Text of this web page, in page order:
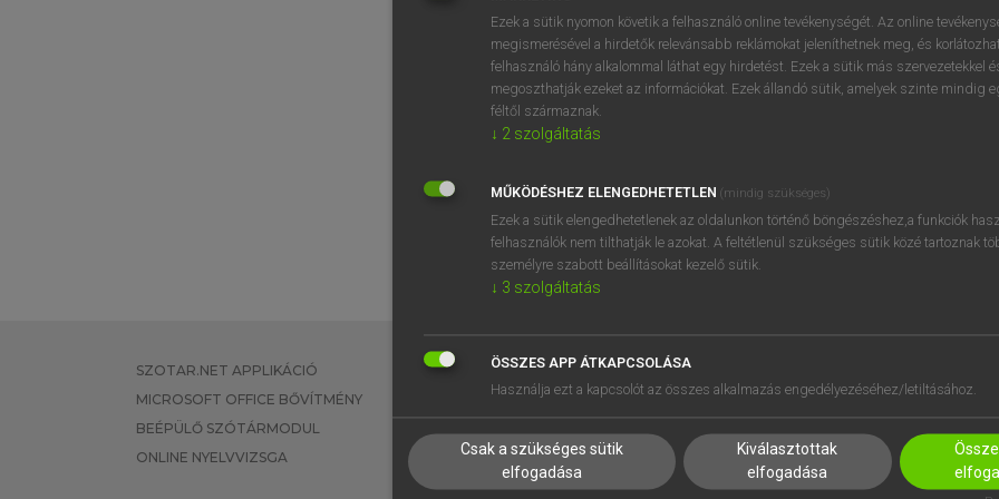
BELÉPÉS
próbaverziójának
regisztrálok ésbelépek.
REGISZTRÁCIÓ
SZOTAR.NET APPLIKÁCIÓ
MICROSOFT OFFICE BŐVÍTMÉNY
BEÉPÜLŐ SZÓTÁRMODUL
ONLINE NYELVVIZSGA
EGYÉNI FELHASZNÁLÓKNAK
TANULÓKNAK
VÁLLALATI MEGOLDÁSOK
SÚGÓ
RÓLUNK
SÜTI BEÁLLÍTÁSOK
Ezek a sütik nyomon követik a felhasználó online tevékenységét. Az online
megismerésével a hirdetők relevánsabb reklámokat jeleníthetnek meg, és
felhasználó hány alkalommal láthat egy hirdetést. Ezek a sütik más szervezetekkel
megoszthatják ezeket az információkat. Ezek állandó sütik, amelyek szinte mindig
féltől származnak.
↓ 2 szolgáltatás
MŰKÖDÉSHEZ ELENGEDHETETLEN (mindig szükséges)
Ezek a sütik elengedhetetlenek az oldalunkon történő böngészéshez,a funkciók
felhasználók nem tilthatják le azokat. A feltétlenül szükséges sütik közé tartoznak
személyre szabott beállításokat kezelő sütik.
↓ 3 szolgáltatás
ÖSSZES APP ÁTKAPCSOLÁSA
Használja ezt a kapcsolót az összes alkalmazás engedélyezéséhez/letiltásához.
Csak a szükséges sütik
elfogadása
Kiválasztottak
elfogadása